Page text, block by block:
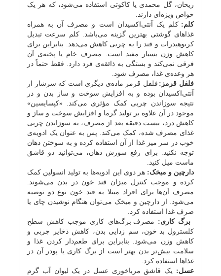
ریحان، گل محمدی یا کاکوتی استفاده می‌شود، که هر یک
خواص ویژه‌ای دارند.
کلم: کلم یک آنتی‌اکسیدان است و مصرف آن به همراه
غذاهای گوشتی بهترین گزینه می‌باشد. کلم سرعت تبدیل
کربوهیدرات و قند را به چربی کاهش می‌دهد. بنابراین برای
کاهش وزن بسیار مفید است. مصرف خام یا پخته‌ی آن
فرقی نمی‌کند و بستگی به ذائقه‌ی فرد دارد. فقط حتماً در
هر وعده‌ی غذا، مصرف شود.
فلفل قرمز: فلفل قرمز ماده‌ی دیگری است که سرشار از
آنتی‌اکسیدان بوده و به افزایش سوخت و ساز بدن و در
نتیجه سوزاندن چربی کمک مؤثری می‌کند. «کپسایسین»
موجود در آن علاوه بر تولید گرما و افزایش سوخت و ساز و
کاهش درد، بیست دقیقه بعد از مصرف، به سوزاندن چربی
غذای مصرف شده، کمک می‌کند. پس به عنوان یک ادویه‌ی
خوب در سر میز غذا از آن استفاده کرده و به سوختن دهان
توجه نکنید. برای رفع سوزش دهان، می‌توانید دو قاشق
ماست میل کنید.
دارچین و میخک:هر دوی این ادویه‌ها به تولید انسولین کمک
کرده و موجب کنترل میزان قند خون در بدن می‌شوند.
مصرف آن‌ها برای افراد مبتلا به قند خون نوع دو توصیه
می‌شود. از دارچین و میخک می‌توان هنگام نوشیدن چای یا
صرف غذا استفاده کرد.
برگ کاری: مصرف برگ‌های کاری موجب کاهش سطح
کلسترول بد خون، سم زدایی بدن، کاهش ذخایر چربی و
کاهش وزن می‌شود. بنابراین برای طعم‌دار کردن غذا و
سلامت بیش‌تر بدن بهتر است از برگ کاری یا پودر آن در
غذاها استفاده کرد
عسل: یک قاشق مرباخوری عسل در یک لیوان آب گرم